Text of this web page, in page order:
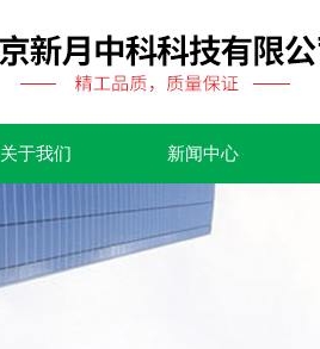
关于我们 新闻中心